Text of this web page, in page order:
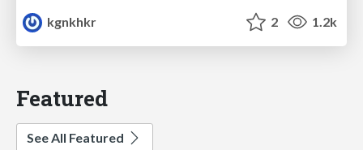
kgnkhkr
2 1.2k
Featured
See All Featured